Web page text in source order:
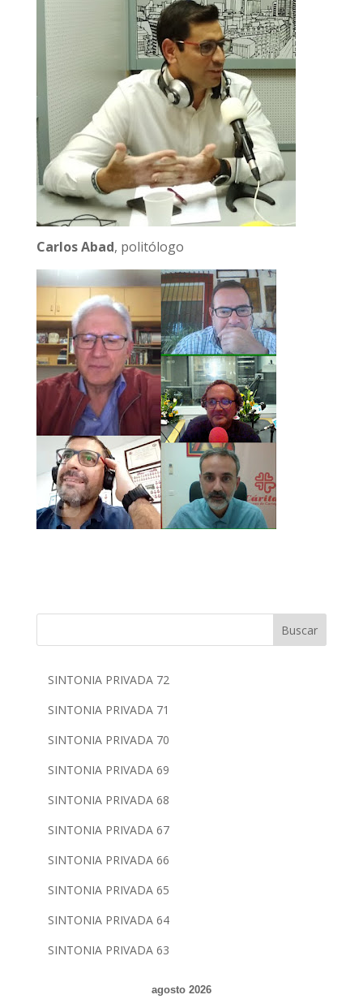
Carlos Abad, politólogo
Buscar
SINTONIA PRIVADA 72
SINTONIA PRIVADA 71
SINTONIA PRIVADA 70
SINTONIA PRIVADA 69
SINTONIA PRIVADA 68
SINTONIA PRIVADA 67
SINTONIA PRIVADA 66
SINTONIA PRIVADA 65
SINTONIA PRIVADA 64
SINTONIA PRIVADA 63
agosto 2026